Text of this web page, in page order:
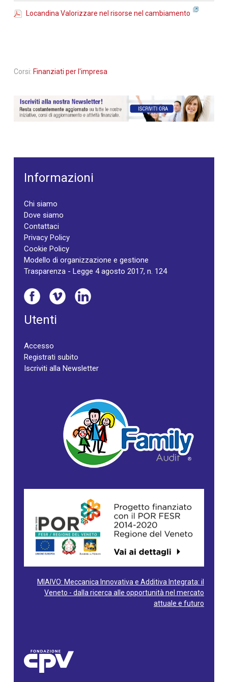
Locandina Valorizzare nel risorse nel cambiamento
Corsi: Finanziati per l'impresa
Informazioni
Chi siamo
Dove siamo
Contattaci
Privacy Policy
Cookie Policy
Modello di organizzazione e gestione
Trasparenza - Legge 4 agosto 2017, n. 124
Utenti
Accesso
Registrati subito
Iscriviti alla Newsletter
MIAIVO: Meccanica Innovativa e Additiva Integrata: il
Veneto - dalla ricerca alle opportunità nel mercato
attuale e futuro